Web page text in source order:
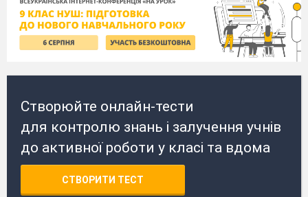
Створюйте онлайн-тести
для контролю знань і залучення учнів
до активної роботи у класі та вдома
СТВОРИТИ ТЕСТ